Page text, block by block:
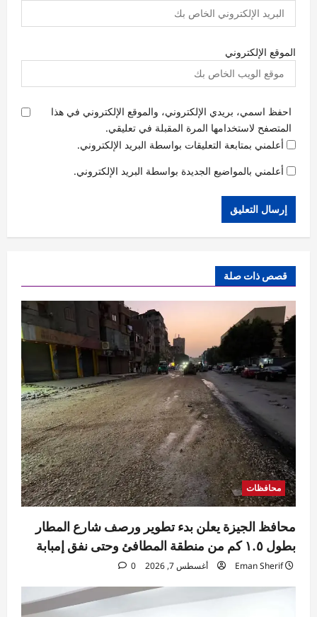
الموقع الإلكتروني
احفظ اسمي، بريدي الإلكتروني، والموقع الإلكتروني في هذا
المتصفح لاستخدامها المرة المقبلة في تعليقي.
أعلمني بمتابعة التعليقات بواسطة البريد الإلكتروني.
أعلمني بالمواضيع الجديدة بواسطة البريد الإلكتروني.
قصص ذات صلة
محافظات
محافظ الجيزة يعلن بدء تطوير ورصف شارع المطار
بطول ١.٥ كم من منطقة المطافئ وحتى نفق إمبابة
Eman Sherif أغسطس 7, 2026 0